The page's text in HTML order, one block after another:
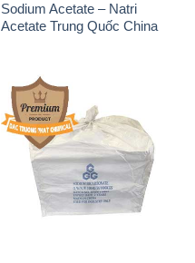
Sodium Acetate – Natri
Acetate Trung Quốc China